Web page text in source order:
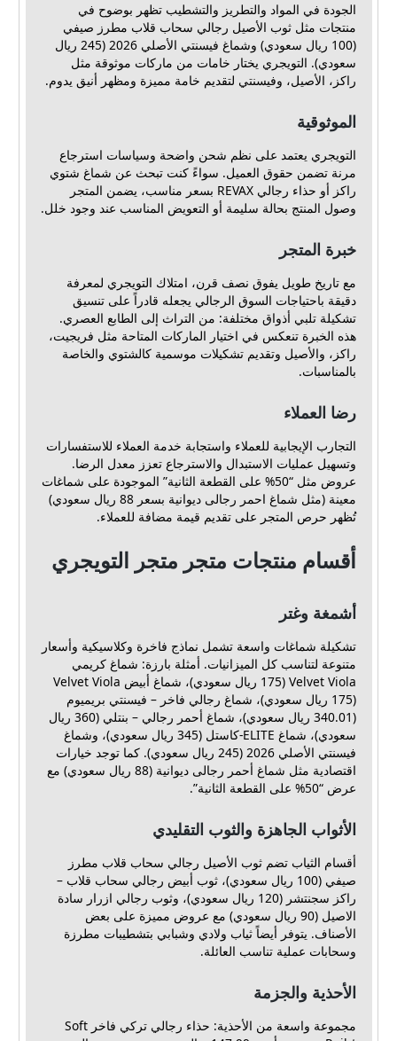
الجودة في المواد والتطريز والتشطيب تظهر بوضوح في
منتجات مثل ثوب الأصيل رجالي سحاب قلاب مطرز صيفي
(100 ريال سعودي) وشماغ فيسنتي الأصلي 2026 (245 ريال
سعودي). التويجري يختار خامات من ماركات موثوقة مثل
راكز، الأصيل، وفيسنتي لتقديم خامة مميزة ومظهر أنيق يدوم.
الموثوقية
التويجري يعتمد على نظم شحن واضحة وسياسات استرجاع
مرنة تضمن حقوق العميل. سواءً كنت تبحث عن شماغ شتوي
راكز أو حذاء رجالي REVAX بسعر مناسب، يضمن المتجر
وصول المنتج بحالة سليمة أو التعويض المناسب عند وجود خلل.
خبرة المتجر
مع تاريخ طويل يفوق نصف قرن، امتلاك التويجري لمعرفة
دقيقة باحتياجات السوق الرجالي يجعله قادراً على تنسيق
تشكيلة تلبي أذواق مختلفة: من التراث إلى الطابع العصري.
هذه الخبرة تنعكس في اختيار الماركات المتاحة مثل فريجيت،
راكز، والأصيل وتقديم تشكيلات موسمية كالشتوي والخاصة
بالمناسبات.
رضا العملاء
التجارب الإيجابية للعملاء واستجابة خدمة العملاء للاستفسارات
وتسهيل عمليات الاستبدال والاسترجاع تعزز معدل الرضا.
عروض مثل “50% على القطعة الثانية” الموجودة على شماغات
معينة (مثل شماغ احمر رجالى ديوانية بسعر 88 ريال سعودي)
تُظهر حرص المتجر على تقديم قيمة مضافة للعملاء.
أقسام منتجات متجر متجر التويجري
أشمغة وغتر
تشكيلة شماغات واسعة تشمل نماذج فاخرة وكلاسيكية وأسعار
متنوعة لتناسب كل الميزانيات. أمثلة بارزة: شماغ كريمي
Velvet Viola (175 ريال سعودي)، شماغ أبيض Velvet Viola
(175 ريال سعودي)، شماغ رجالي فاخر – فيسنتي بريميوم
(340.01 ريال سعودي)، شماغ أحمر رجالي – بنتلي (360 ريال
سعودي)، شماغ ELITE-كاستل (345 ريال سعودي)، وشماغ
فيسنتي الأصلي 2026 (245 ريال سعودي). كما توجد خيارات
اقتصادية مثل شماغ أحمر رجالى ديوانية (88 ريال سعودي) مع
عرض “50% على القطعة الثانية”.
الأثواب الجاهزة والثوب التقليدي
أقسام الثياب تضم ثوب الأصيل رجالي سحاب قلاب مطرز
صيفي (100 ريال سعودي)، ثوب أبيض رجالي سحاب قلاب –
راكز سجنتشر (120 ريال سعودي)، وثوب رجالي ازرار سادة
الاصيل (90 ريال سعودي) مع عروض مميزة على بعض
الأصناف. يتوفر أيضاً ثياب ولادي وشبابي بتشطيبات مطرزة
وسحابات عملية تناسب العائلة.
الأحذية والجزمة
مجموعة واسعة من الأحذية: حذاء رجالي تركي فاخر Soft